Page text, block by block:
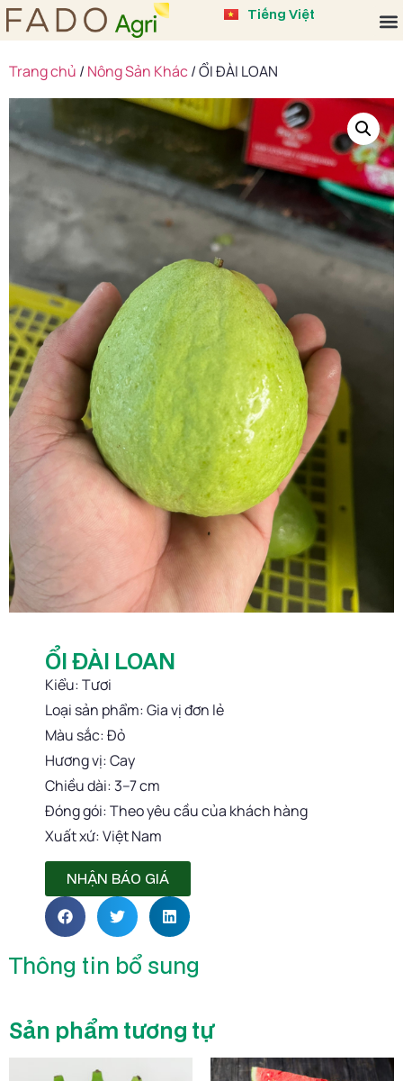
Tiếng Việt
English
Trang chủ / Nông Sản Khác/ ỔI ĐÀI LOAN
ỔI ĐÀI LOAN
Kiểu: Tươi
Loại sản phẩm: Gia vị đơn lẻ
Màu sắc: Đỏ
Hương vị: Cay
Chiều dài: 3–7 cm
Đóng gói: Theo yêu cầu của khách hàng
Xuất xứ: Việt Nam
NHẬN BÁO GIÁ
Thông tin bổ sung
Sản phẩm tương tự